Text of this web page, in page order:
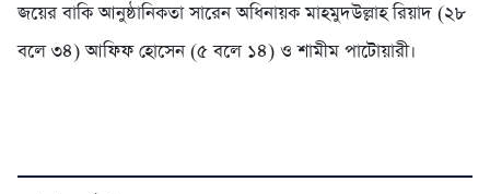
জয়ের বাকি আনুষ্ঠানিকতা সারেন অধিনায়ক মাহমুদউল্লাহ রিয়াদ (২৮
বলে ৩৪) আফিফ হোসেন (৫ বলে ১৪) ও শামীম পাটোয়ারী।